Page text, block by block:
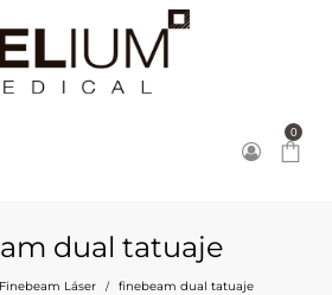
0
dual tatuaje
Finebeam Láser / finebeam dual tatuaje